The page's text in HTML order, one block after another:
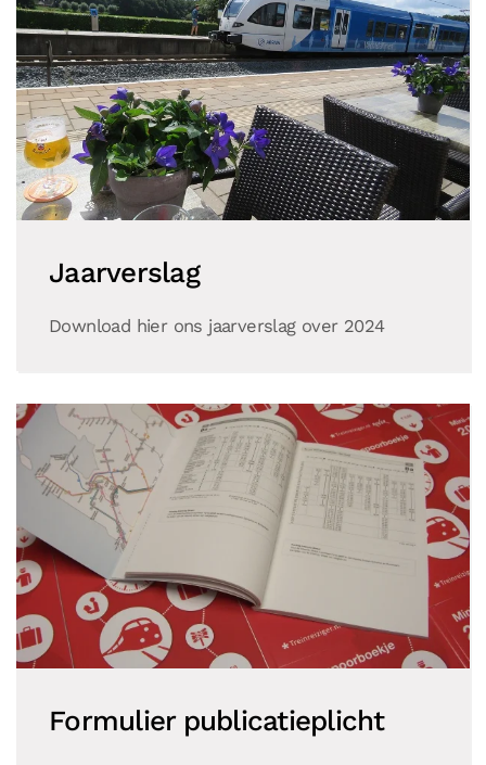
Jaarverslag
Download hier ons jaarverslag over 2024
Formulier publicatieplicht